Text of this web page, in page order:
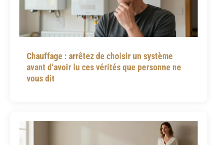
Chauffage : arrêtez de choisir un système
avant d’avoir lu ces vérités que personne ne
vous dit